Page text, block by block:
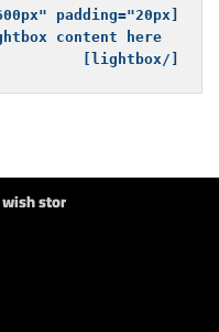
[lightbox id="
[/lightbox]
wish stor